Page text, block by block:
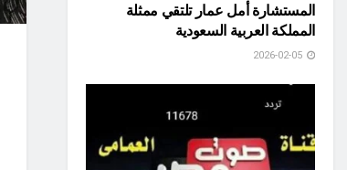
المستشارة أمل عمار تلتقي ممثلة
المملكة العربية السعودية